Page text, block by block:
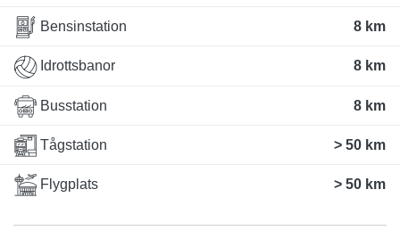
Bensinstation 8 km
Idrottsbanor 8 km
Busstation 8 km
Tågstation > 50 km
Flygplats > 50 km